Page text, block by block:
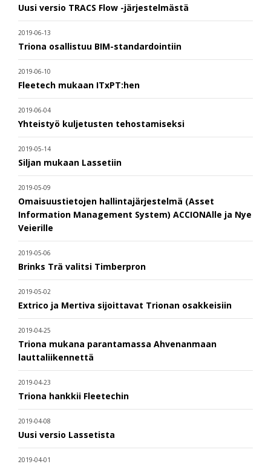
Uusi versio TRACS Flow -järjestelmästä
2019-06-13
Triona osallistuu BIM-standardointiin
2019-06-10
Fleetech mukaan ITxPT:hen
2019-06-04
Yhteistyö kuljetusten tehostamiseksi
2019-05-14
Siljan mukaan Lassetiin
2019-05-09
Omaisuustietojen hallintajärjestelmä (Asset
Information Management System) ACCIONAlle ja Nye
Veierille
2019-05-06
Brinks Trä valitsi Timberpron
2019-05-02
Extrico ja Mertiva sijoittavat Trionan osakkeisiin
2019-04-25
Triona mukana parantamassa Ahvenanmaan
lauttaliikennettä
2019-04-23
Triona hankkii Fleetechin
2019-04-08
Uusi versio Lassetista
2019-04-01